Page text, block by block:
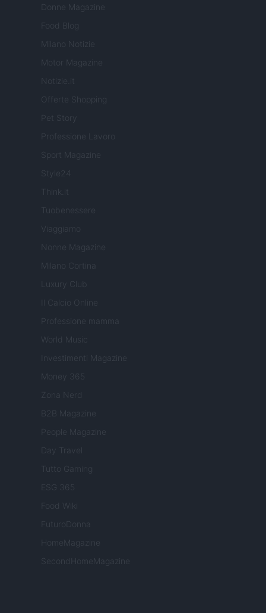
Donne Magazine
Food Blog
Milano Notizie
Motor Magazine
Notizie.it
Offerte Shopping
Professione Lavoro
Sport Magazine
Style24
Think.it
Tuobenessere
Viaggiamo
Nonne Magazine
Milano Cortina
Luxury Club
Il Calcio Online
Professione mamma
World Music
Investimenti Magazine
Money 365
Zona Nerd
B2B Magazine
People Magazine
Day Travel
Tutto Gaming
ESG 365
Food Wiki
FuturoDonna
HomeMagazine
SecondHomeMagazine